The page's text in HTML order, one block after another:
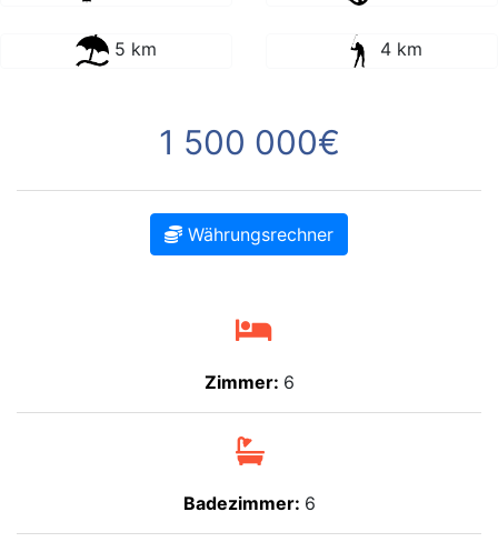
5 km 4 km
1 500 000€
Währungsrechner
Zimmer: 6
Badezimmer: 6